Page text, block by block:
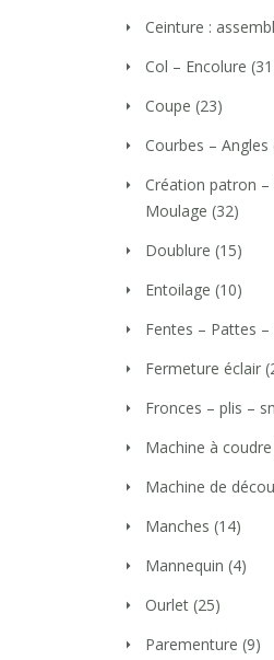
Ceinture :
Col – Encolure
Coupe (23)
Courbes – Angles
Création patron
Moulage (32)
Doublure (15)
Entoilage (10)
Fentes – Pattes –
Fermeture éclair
Fronces – plis –
Machine à coudre
Machine de
Manches (14)
Mannequin (4)
Ourlet (25)
Parementure (9)